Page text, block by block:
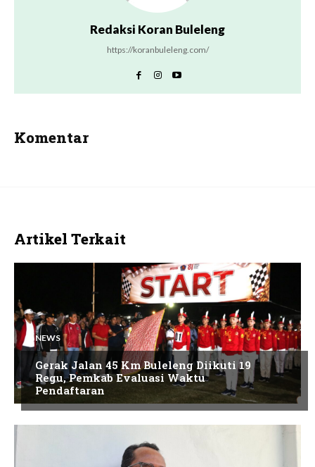
Redaksi Koran Buleleng
https://koranbuleleng.com/
Komentar
Artikel Terkait
NEWS
Gerak Jalan 45 Km Buleleng Diikuti 19
Regu, Pemkab Evaluasi Waktu
Pendaftaran